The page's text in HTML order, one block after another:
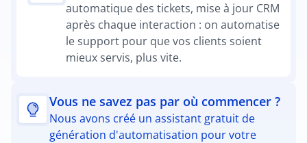
automatique des tickets, mise à jour CRM
après chaque interaction : on automatise
le support pour que vos clients soient
mieux servis, plus vite.
Vous ne savez pas par où commencer ?
Nous avons créé un assistant gratuit de
génération d'automatisation pour votre